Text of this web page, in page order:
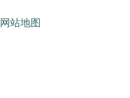
网站地图